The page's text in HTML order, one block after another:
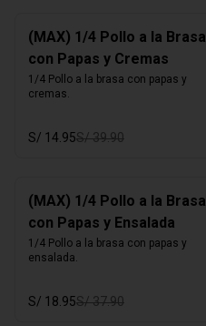
(MAX) 1/4 Pollo a la Brasa
con Papas y Cremas
1/4 Pollo a la brasa con papas y
cremas.
S/ 14.95S/ 39.90
(MAX) 1/4 Pollo a la Brasa
con Papas y Ensalada
1/4 Pollo a la brasa con papas y
ensalada.
S/ 18.95S/ 37.90